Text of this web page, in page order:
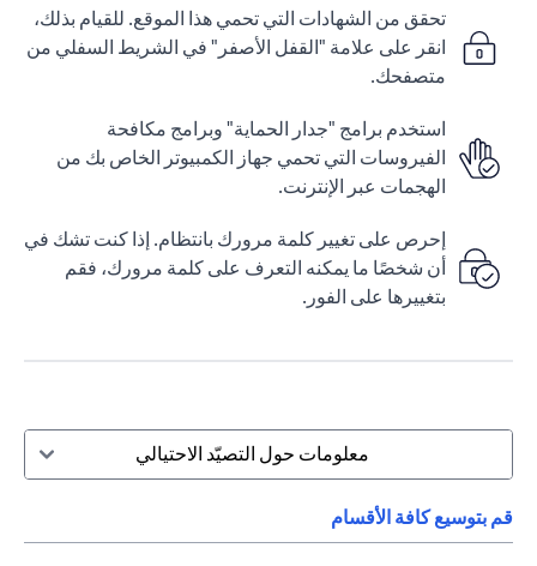
تحقق من الشهادات التي تحمي هذا الموقع. للقيام بذلك،
انقر على علامة "القفل الأصفر" في الشريط السفلي من
متصفحك.
استخدم برامج "جدار الحماية" وبرامج مكافحة
الفيروسات التي تحمي جهاز الكمبيوتر الخاص بك من
الهجمات عبر الإنترنت.
إحرص على تغيير كلمة مرورك بانتظام. إذا كنت تشك في
أن شخصًا ما يمكنه التعرف على كلمة مرورك، فقم
بتغييرها على الفور.
معلومات حول التصيّد الاحتيالي
قم بتوسيع كافة الأقسام